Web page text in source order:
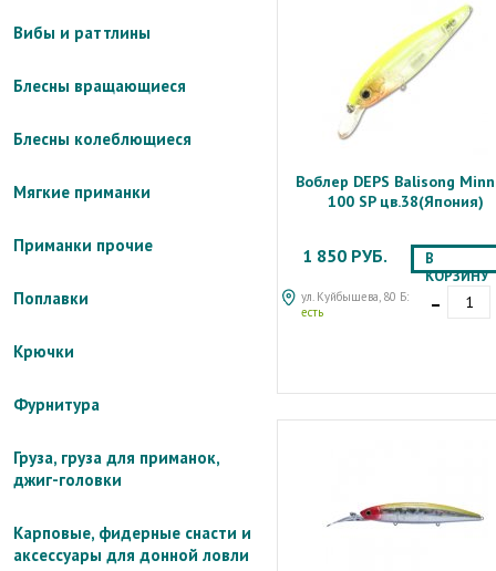
Вибы и раттлины
Блесны вращающиеся
Блесны колеблющиеся
Мягкие приманки
Приманки прочие
Поплавки
Крючки
Фурнитура
Груза, груза для приманок,
джиг-головки
Карповые, фидерные снасти и
аксессуары для донной ловли
Воблер DEPS Balisong
100 SP цв.38(Япония)
1 850 РУБ.
ул. Куйбышева, 80 Б:
есть
В
КОРЗИНУ
-